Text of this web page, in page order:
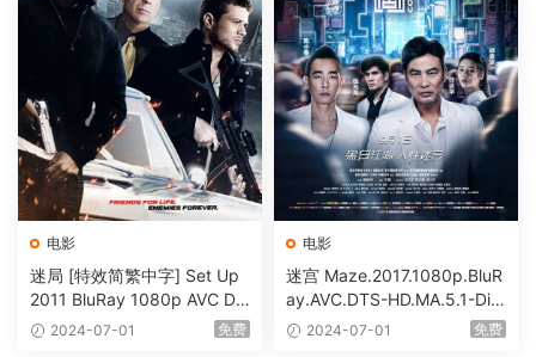
电影
迷局 [特效简繁中字] Set Up
2011 BluRay 1080p AVC DT
S-HD MA5.1-shhaclm@CHD
2024-07-01 免费
电影
迷宫 Maze.2017.1080p.BluR
ay.AVC.DTS-HD.MA.5.1-DiY
@HDHome [BDISO 19.7GB]
2024-07-01 免费